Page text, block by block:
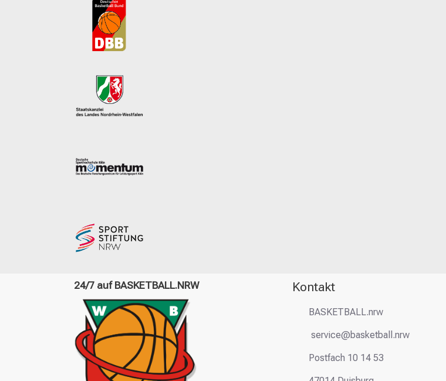
24/7 auf BASKETBALL.NRW Kontakt
BASKETBALL.nrw
service@basketball.nrw
Postfach 10 14 53